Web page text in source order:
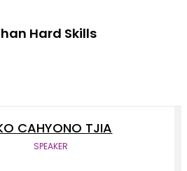
Hard Skills
CAHYONO TJIA
SPEAKER